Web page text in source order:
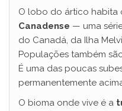
O lobo do ártico habita
Canadense — uma
do Canadá, da Ilha
Populações também
É uma das poucas
permanentemente
O bioma onde vive é a